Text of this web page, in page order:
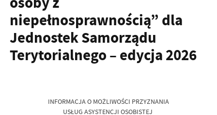
niepełnosprawnością” dla
Jednostek Samorządu
Terytorialnego – edycja 2026
INFORMACJA O MOŻLIWOŚCI PRZYZNANIA
USŁUG ASYSTENCJI OSOBISTEJ